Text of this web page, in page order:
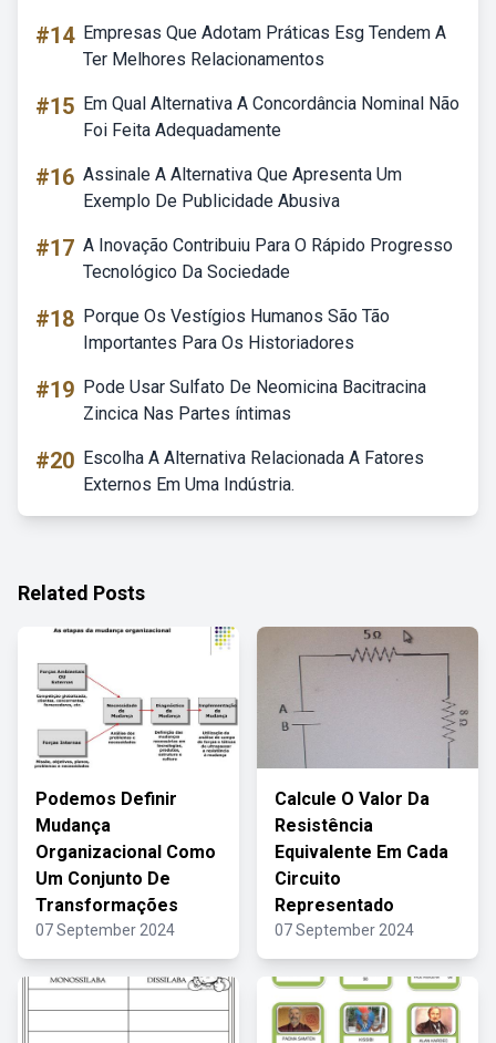
#14 Empresas Que Adotam Práticas Esg Tendem A
Ter Melhores Relacionamentos
#15 Em Qual Alternativa A Concordância Nominal Não
Foi Feita Adequadamente
#16 Assinale A Alternativa Que Apresenta Um
Exemplo De Publicidade Abusiva
#17 A Inovação Contribuiu Para O Rápido Progresso
Tecnológico Da Sociedade
#18 Porque Os Vestígios Humanos São Tão
Importantes Para Os Historiadores
#19 Pode Usar Sulfato De Neomicina Bacitracina
Zincica Nas Partes íntimas
#20 Escolha A Alternativa Relacionada A Fatores
Externos Em Uma Indústria.
Related Posts
Podemos Definir
Mudança
Organizacional Como
Um Conjunto De
Transformações
07 September 2024
Calcule O Valor Da
Resistência
Equivalente Em Cada
Circuito
Representado
07 September 2024